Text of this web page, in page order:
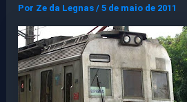
Por Ze da Legnas/5 de maio de 2011